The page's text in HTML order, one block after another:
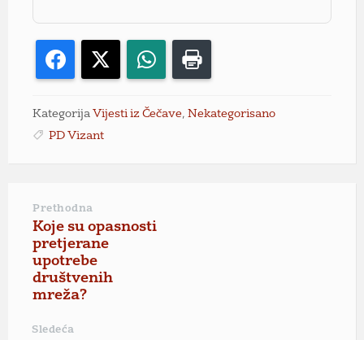
Facebook WhatsApp
Kategorija Vijesti iz Čečave, Nekategorisano
PD Vizant
Prethodna
Koje su opasnosti
pretjerane
upotrebe
društvenih
mreža?
Sledeća